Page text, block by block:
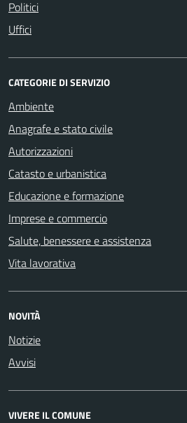
Politici
Uffici
CATEGORIE DI SERVIZIO
Ambiente
Anagrafe e stato civile
Autorizzazioni
Catasto e urbanistica
Educazione e formazione
Imprese e commercio
Salute, benessere e assistenza
Vita lavorativa
NOVITÀ
Notizie
Avvisi
VIVERE IL COMUNE